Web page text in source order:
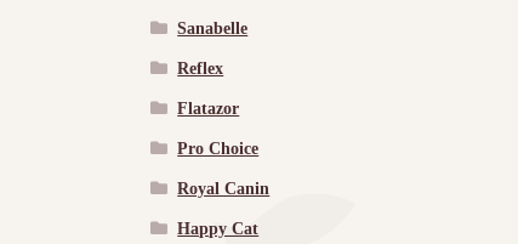
Sanabelle
Reflex
Flatazor
Pro Choice
Royal Canin
Happy Cat